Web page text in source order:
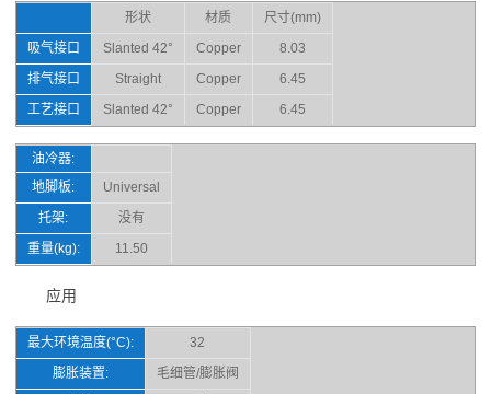
形状 材质
尺寸(mm)
吸气接口
Slanted 42° Copper
8.03
排气接口
Straight Copper
6.45
工艺接口
Slanted 42° Copper 6.45
油冷器:
地脚板:
Universal
托架:
没有
重量(kg):
11.50
应用
最大环境温度(°C):
32
膨胀装置:
毛细管/膨胀阀